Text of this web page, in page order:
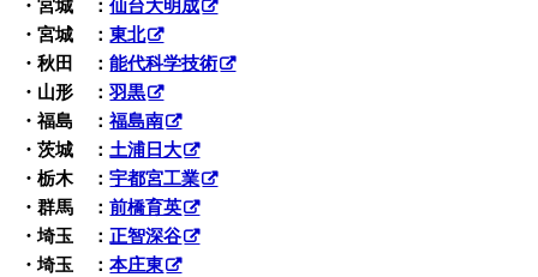
・宮城 ：仙台大明成
・宮城 ：東北
・秋田 ：能代科学技術
・山形 ：羽黒
・福島 ：福島南
・茨城 ：土浦日大
・栃木 ：宇都宮工業
・群馬 ：前橋育英
・埼玉 ：正智深谷
・埼玉 ：本庄東